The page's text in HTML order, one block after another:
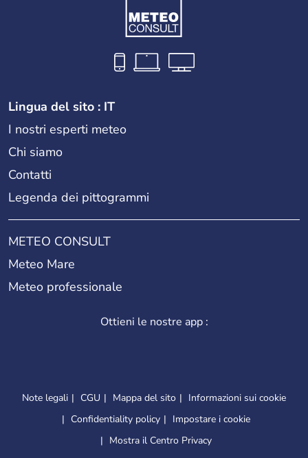
Lingua del sito : IT
I nostri esperti meteo
Chi siamo
Contatti
Legenda dei pittogrammi
METEO CONSULT
Meteo Mare
Meteo professionale
Ottieni le nostre app :
Note legali CGU Mappa del sito
Informazioni sui cookie
Confidentiality policy
Impostare i cookie
Mostra il Centro Privacy